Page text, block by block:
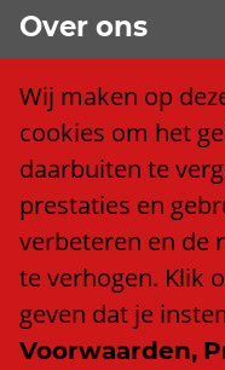
Over ons
Wij zijn Trend
Ons team
Klacht of
Algemene
Privacy policy
Cookieverklaring
Anti
Wij maken op
cookies om het
daarbuiten te
prestaties en
verbeteren en de
te verhogen. Klik
geven dat je
Voorwaarden,